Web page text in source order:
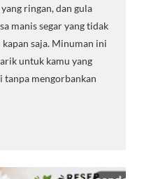
ringan, dan gula
manis segar yang tidak
saja. Minuman ini
untuk kamu yang
mengorbankan